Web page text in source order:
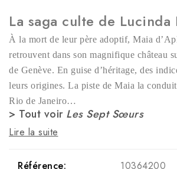
La saga culte de Lucinda
À la mort de leur père adoptif, Maia
retrouvent dans son magnifique château
de Genève. En guise d’héritage, des
leurs origines. La piste de Maia la
Rio de Janeiro…
> Tout voir Les Sept Sœurs
Lire la suite
Référence:
10364200